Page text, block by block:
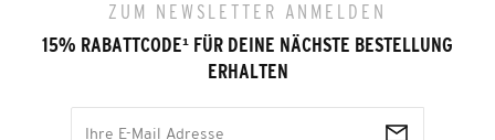
ZUM NEWSLETTER ANMELDEN
15% RABATTCODE¹ FÜR DEINE NÄCHSTE BESTELLUNG
ERHALTEN